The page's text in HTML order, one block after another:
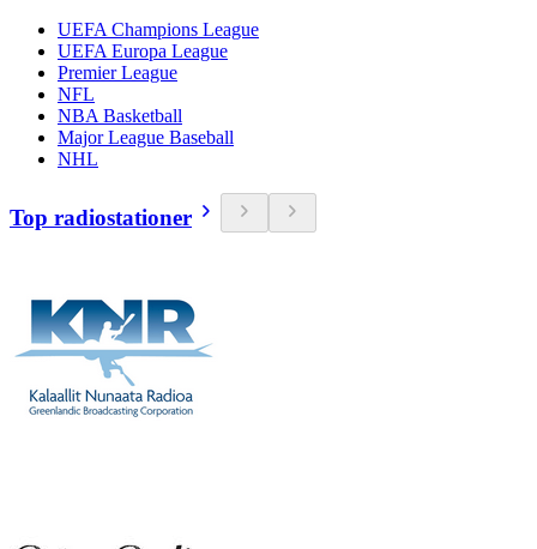
UEFA Champions League
UEFA Europa League
Premier League
NFL
NBA Basketball
Major League Baseball
NHL
Top radiostationer